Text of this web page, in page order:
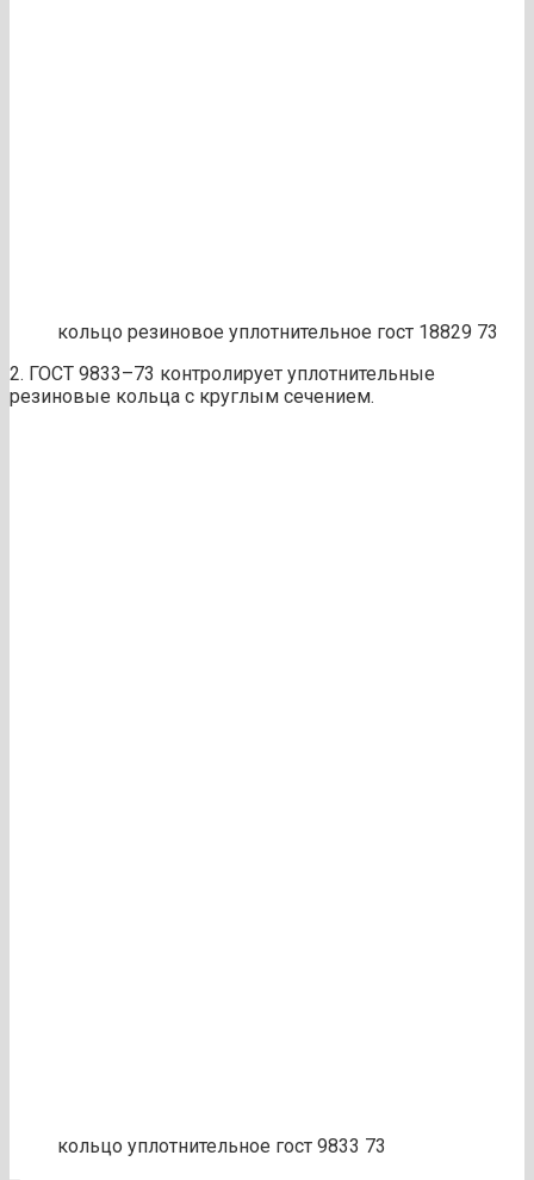
кольцо резиновое уплотнительное гост 18829 73
2. ГОСТ 9833–73 контролирует уплотнительные
резиновые кольца с круглым сечением.
кольцо уплотнительное гост 9833 73